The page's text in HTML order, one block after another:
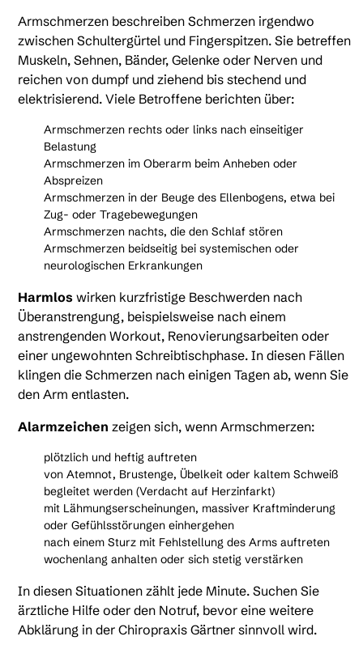
Armschmerzen beschreiben Schmerzen irgendwo
zwischen Schultergürtel und Fingerspitzen. Sie betreffen
Muskeln, Sehnen, Bänder, Gelenke oder Nerven und
reichen von dumpf und ziehend bis stechend und
elektrisierend. Viele Betroffene berichten über:
Armschmerzen rechts oder links nach einseitiger
Belastung
Armschmerzen im Oberarm beim Anheben oder
Abspreizen
Armschmerzen in der Beuge des Ellenbogens, etwa bei
Zug- oder Tragebewegungen
Armschmerzen nachts, die den Schlaf stören
Armschmerzen beidseitig bei systemischen oder
neurologischen Erkrankungen
Harmlos wirken kurzfristige Beschwerden nach
Überanstrengung, beispielsweise nach einem
anstrengenden Workout, Renovierungsarbeiten oder
einer ungewohnten Schreibtischphase. In diesen Fällen
klingen die Schmerzen nach einigen Tagen ab, wenn Sie
den Arm entlasten.
Alarmzeichen zeigen sich, wenn Armschmerzen:
plötzlich und heftig auftreten
von Atemnot, Brustenge, Übelkeit oder kaltem Schweiß
begleitet werden (Verdacht auf Herzinfarkt)
mit Lähmungserscheinungen, massiver Kraftminderung
oder Gefühlsstörungen einhergehen
nach einem Sturz mit Fehlstellung des Arms auftreten
wochenlang anhalten oder sich stetig verstärken
In diesen Situationen zählt jede Minute. Suchen Sie
ärztliche Hilfe oder den Notruf, bevor eine weitere
Abklärung in der Chiropraxis Gärtner sinnvoll wird.